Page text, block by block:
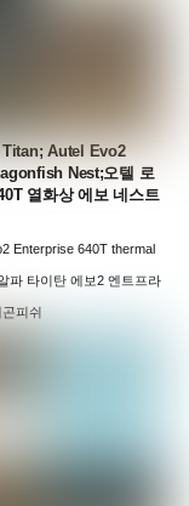
Autel Evo2
Nest;오텔 로
열화상 에보 네스트
Enterprise 640T thermal
파 타이탄 에보2 엔트프라
피쉬